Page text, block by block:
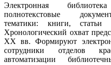
Электронная
полнотекстовые
тематики: книги, статьи
Хронологический охват
XX вв. Формируют
сотрудники отделов
автоматизации